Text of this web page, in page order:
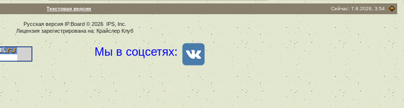
Текстовая версия Сейчас: 7.8.2026, 3:54
Русская версия IP.Board© 2026 IPS, Inc
Лицензия зарегистрирована на: Крайслер Клуб
Мы в соцсетях: